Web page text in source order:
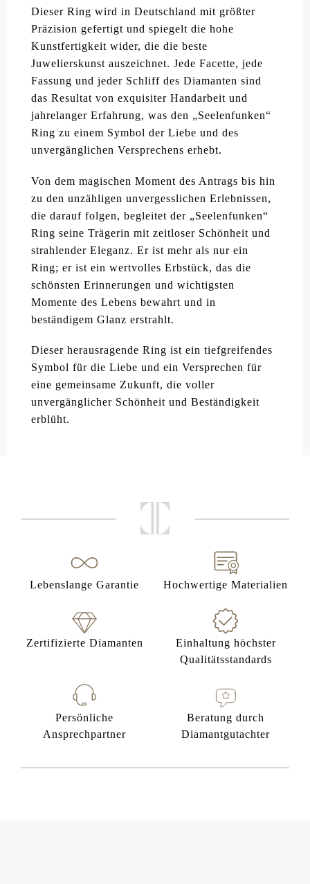
Dieser Ring wird in Deutschland mit größter
Präzision gefertigt und spiegelt die hohe
Kunstfertigkeit wider, die die beste
Juwelierskunst auszeichnet. Jede Facette, jede
Fassung und jeder Schliff des Diamanten sind
das Resultat von exquisiter Handarbeit und
jahrelanger Erfahrung, was den „Seelenfunken“
Ring zu einem Symbol der Liebe und des
unvergänglichen Versprechens erhebt.
Von dem magischen Moment des Antrags bis hin
zu den unzähligen unvergesslichen Erlebnissen,
die darauf folgen, begleitet der „Seelenfunken“
Ring seine Trägerin mit zeitloser Schönheit und
strahlender Eleganz. Er ist mehr als nur ein
Ring; er ist ein wertvolles Erbstück, das die
schönsten Erinnerungen und wichtigsten
Momente des Lebens bewahrt und in
beständigem Glanz erstrahlt.
Dieser herausragende Ring ist ein tiefgreifendes
Symbol für die Liebe und ein Versprechen für
eine gemeinsame Zukunft, die voller
unvergänglicher Schönheit und Beständigkeit
erblüht.
Lebenslange Garantie Hochwertige Materialien
Zertifizierte Diamanten
Einhaltung höchster
Qualitätsstandards
Persönliche
Ansprechpartner
Beratung durch
Diamantgutachter